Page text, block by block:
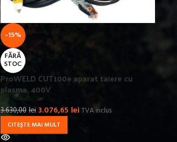
-15%
FĂRĂ
STOC
ProWELD CUT100e aparat taiere cu
plasma, 400V
3.630,00 lei 3.076,65 lei TVA inclus
CITEȘTE MAI MULT